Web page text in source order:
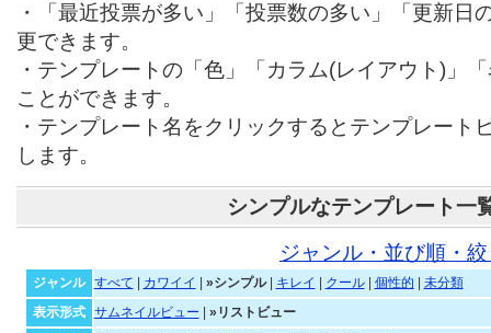
・「最近投票が多い」「投票数の多い」「更新日
更できます。
・テンプレートの「色」「カラム(レイアウト)」
ことができます。
・テンプレート名をクリックするとテンプレート
します。
シンプルなテンプレート一
ジャンル・並び順・
ジャンル すべて カワイイ »シンプル| キレイ クール| 個性的
未分類
表示形式
サムネイルビュー
»リストビュー